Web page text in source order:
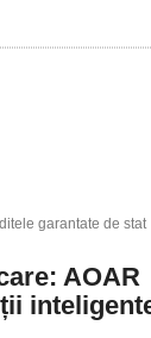
garantate de stat
AOAR